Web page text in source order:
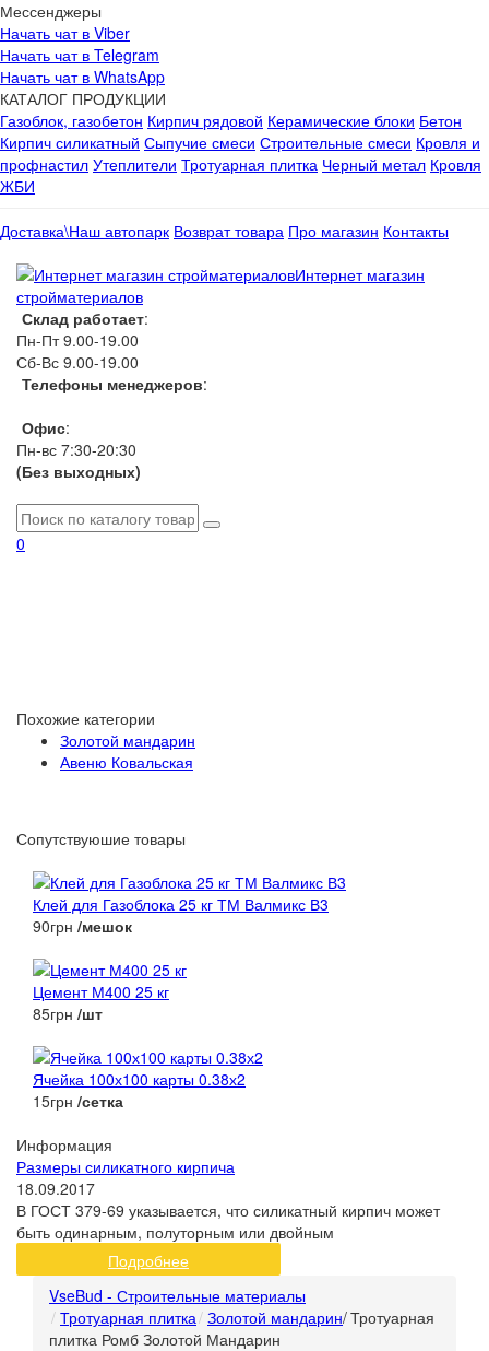
Мессенджеры
Начать чат в Viber
Начать чат в Telegram
Начать чат в WhatsApp
КАТАЛОГ ПРОДУКЦИИ
Газоблок, газобетон Кирпич рядовой Керамические блоки Бетон
Кирпич силикатный Сыпучие смеси Строительные смеси Кровля и
профнастил Утеплители Тротуарная плитка Черный метал Кровля
ЖБИ
Доставка\Наш автопарк Возврат товара Про магазин Контакты
Интернет магазин
стройматериалов
Склад работает:
Пн-Пт 9.00-19.00
Сб-Вс 9.00-19.00
Телефоны менеджеров:
Офис:
Пн-вс 7:30-20:30
(Без выходных)
0
Похожие категории
Золотой мандарин
Авеню Ковальская
Сопутствуюшие товары
Клей для Газоблока 25 кг ТМ Валмикс В3
90грн /мешок
Цемент М400 25 кг
85грн /шт
Ячейка 100х100 карты 0.38х2
15грн /сетка
Информация
Размеры силикатного кирпича
18.09.2017
В ГОСТ 379-69 указывается, что силикатный кирпич может
быть одинарным, полуторным или двойным
Подробнее
VseBud - Строительные материалы
Тротуарная плитка Золотой мандарин/Тротуарная
плитка Ромб Золотой Мандарин